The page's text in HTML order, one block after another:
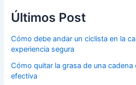
Últimos Post
Cómo debe andar un ciclista en la
experiencia segura
Cómo quitar la grasa de una
efectiva